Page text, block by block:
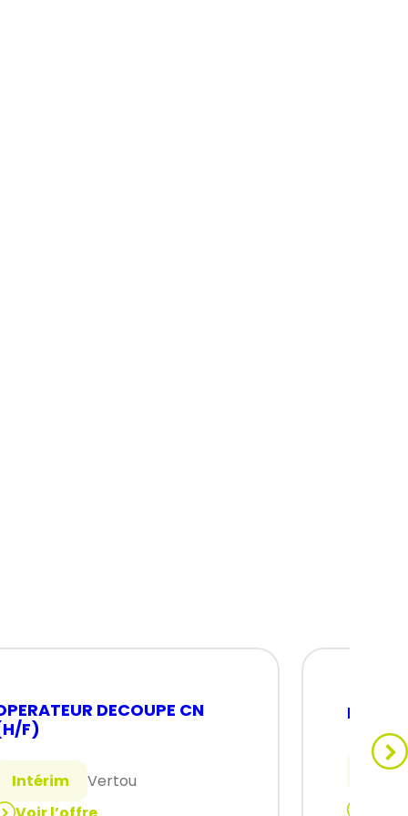
DECOUPE CN
F)
Intérim
Vertou